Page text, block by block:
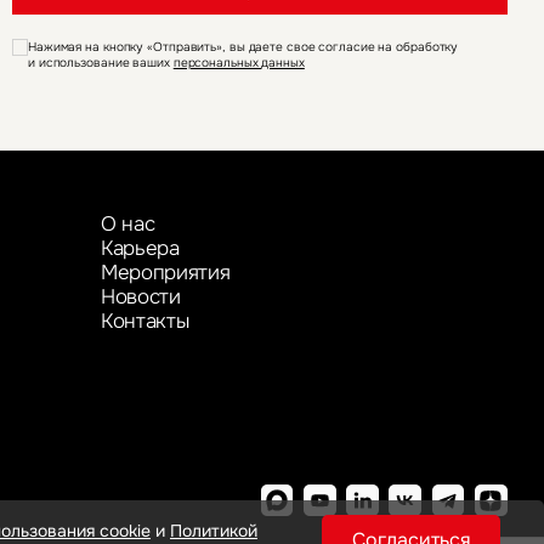
Нажимая на кнопку «Отправить», вы даете свое согласие на обработку
и использование ваших персональных данных
О нас
Карьера
Мероприятия
Новости
Контакты
cookie и Политикой